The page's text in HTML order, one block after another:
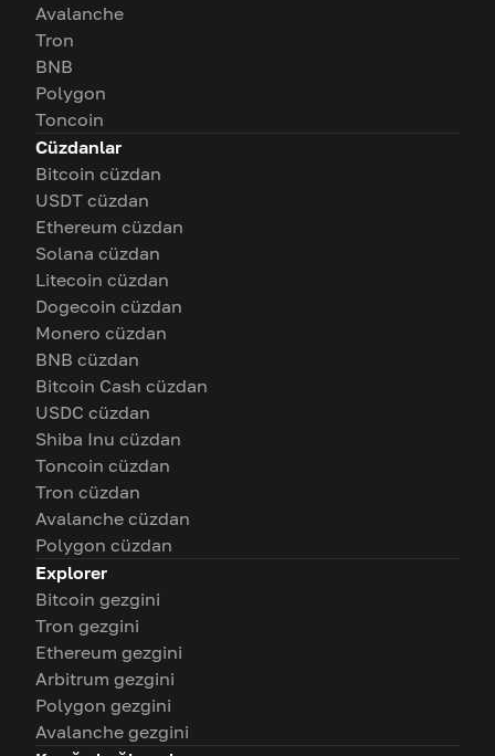
Avalanche
Tron
BNB
Polygon
Toncoin
Cüzdanlar
Bitcoin cüzdan
USDT cüzdan
Ethereum cüzdan
Solana cüzdan
Litecoin cüzdan
Dogecoin cüzdan
Monero cüzdan
BNB cüzdan
Bitcoin Cash cüzdan
USDC cüzdan
Shiba Inu cüzdan
Toncoin cüzdan
Tron cüzdan
Avalanche cüzdan
Polygon cüzdan
Explorer
Bitcoin gezgini
Tron gezgini
Ethereum gezgini
Arbitrum gezgini
Polygon gezgini
Avalanche gezgini